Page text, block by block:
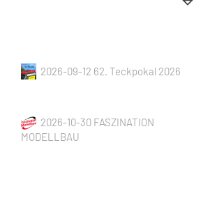
2026-09-12 62. Teckpokal 2026
2026-10-30 FASZINATION
MODELLBAU